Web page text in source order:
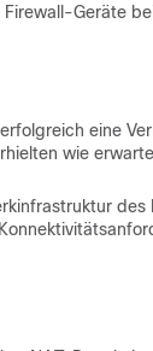
Geräte
eine
wie